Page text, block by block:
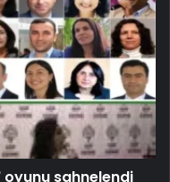
oyunu sahnelendi